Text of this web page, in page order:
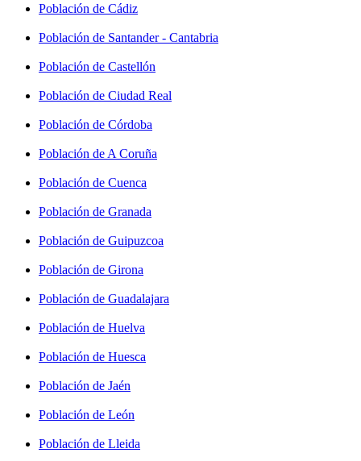
Población de Cádiz
Población de Santander - Cantabria
Población de Castellón
Población de Ciudad Real
Población de Córdoba
Población de A Coruña
Población de Cuenca
Población de Granada
Población de Guipuzcoa
Población de Girona
Población de Guadalajara
Población de Huelva
Población de Huesca
Población de Jaén
Población de León
Población de Lleida